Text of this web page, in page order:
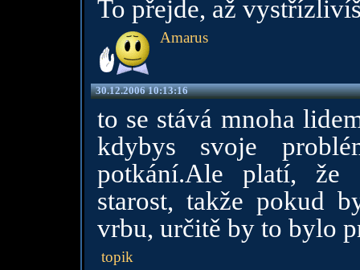
To přejde, až
Amarus
30.12.2006 10:13:16
to se stává mnoha
kdybys svoje
potkání.Ale platí, že
starost, takže pokud
vrbu, určitě by to bylo
topik